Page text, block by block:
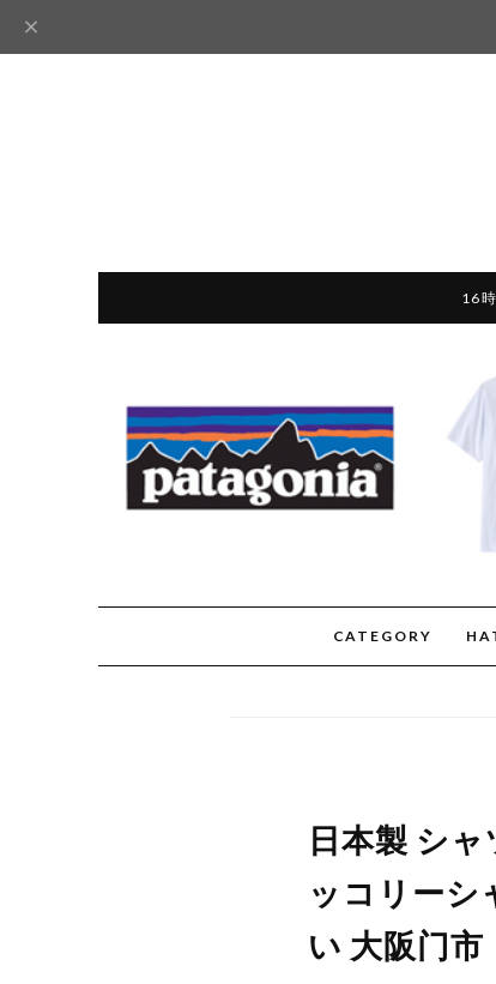
16
CATEGORY
日本製 シ
ッコリーシ
い 大阪门市